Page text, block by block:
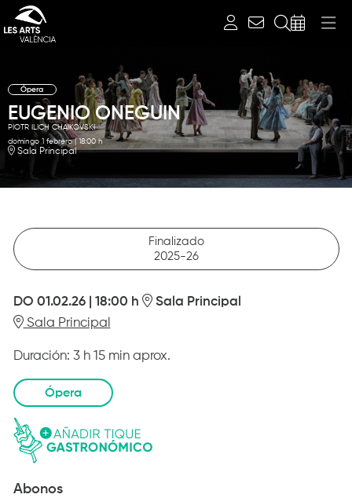
Ópera
EUGENIO ONEGUIN
PIOTR ILICH CHAIKOVSKI
domingo 1 febrero|18:00 h
Sala Principal
Finalizado
2025-26
DO 01.02.26| 18:00 h
Sala Principal
Sala Principal
Duración: 3 h 15 min aprox.
Ópera
Abonos